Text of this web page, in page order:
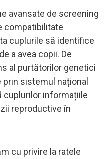
avansate de screening
compatibilitate
cuplurile să identifice
a avea copii. De
al purtătorilor genetici
prin sistemul național
cuplurilor informațiile
reproductive în
cu privire la ratele